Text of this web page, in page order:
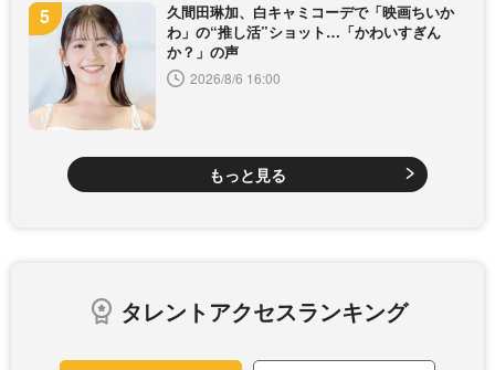
久間田琳加、白キャミコーデで「映画ちいか
わ」の“推し活”ショット…「かわいすぎん
か？」の声
2026/8/6 16:00
もっと見る
タレントアクセスランキング